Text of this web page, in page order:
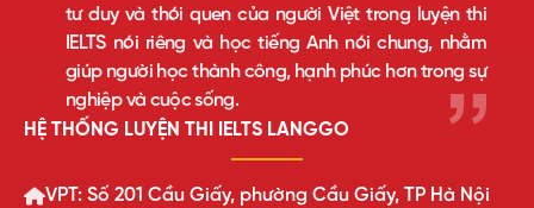
tư duy và thói quen của người Việt trong luyện thi
IELTS nói riêng và học tiếng Anh nói chung, nhằm
giúp người học thành công, hạnh phúc hơn trong sự
nghiệp và cuộc sống.
HỆ THỐNG LUYỆN THI IELTS LANGGO
VPT: Số 201 Cầu Giấy, phường Cầu Giấy, TP Hà Nội